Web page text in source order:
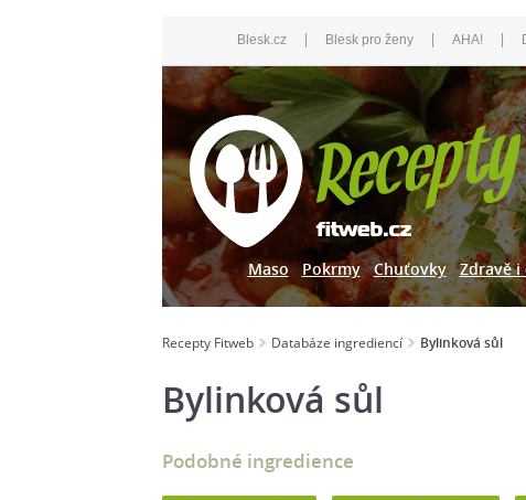
Blesk.cz | Blesk pro ženy | AHA! |
Maso Pokrmy Chuťovky Zdravě i
Recepty Fitweb Databáze ingrediencí Bylinková sůl
Bylinková sůl
Podobné ingredience